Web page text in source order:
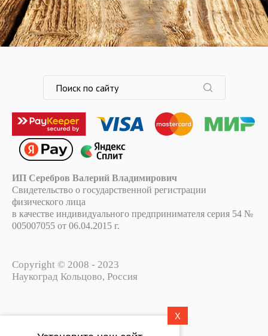
ИП Серебров Валерий Владимирович
Свидетельство о государственной регистрации
физического лица
в качестве индивидуального предпринимателя серия 54 №
005007055 от 06.04.2015 г.
Copyright © 2008 - 2023
Наукоград Кольцово, Россия
X